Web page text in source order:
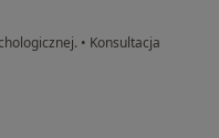
• Konsultacja